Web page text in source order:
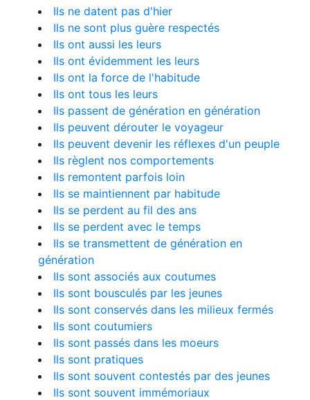
Ils ne datent pas d'hier
Ils ne sont plus guère respectés
Ils ont aussi les leurs
Ils ont évidemment les leurs
Ils ont la force de l'habitude
Ils ont tous les leurs
Ils passent de génération en génération
Ils peuvent dérouter le voyageur
Ils peuvent devenir les réflexes d'un peuple
Ils règlent nos comportements
Ils remontent parfois loin
Ils se maintiennent par habitude
Ils se perdent au fil des ans
Ils se perdent avec le temps
Ils se transmettent de génération en
génération
Ils sont associés aux coutumes
Ils sont bousculés par les jeunes
Ils sont conservés dans les milieux fermés
Ils sont coutumiers
Ils sont passés dans les moeurs
Ils sont pratiques
Ils sont souvent contestés par des jeunes
Ils sont souvent immémoriaux